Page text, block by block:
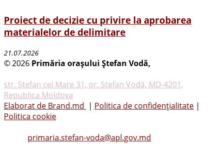
Proiect de decizie cu privire la aprobarea
materialelor de delimitare
21.07.2026
© 2026 Primăria oraşului Ştefan Vodă,
str. Ştefan cel Mare 31, or. Ştefan Vodă, MD-4201,
Republica Moldova
Elaborat de Brand.md | Politica de confidențialitate |
Politica cookie
primaria.stefan-voda@apl.gov.md